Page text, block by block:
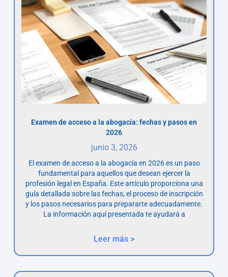
Examen de acceso a la abogacía: fechas y pasos en
2026
junio 3, 2026
El examen de acceso a la abogacía en 2026 es un paso
fundamental para aquellos que desean ejercer la
profesión legal en España. Este artículo proporciona una
guía detallada sobre las fechas, el proceso de inscripción
y los pasos necesarios para prepararte adecuadamente.
La información aquí presentada te ayudará a
Leer más >